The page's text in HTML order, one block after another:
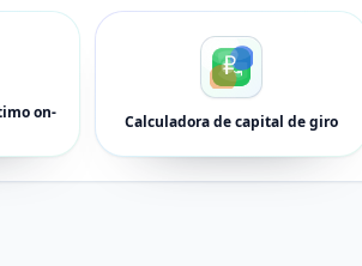
on-
Calculadora de capital de giro